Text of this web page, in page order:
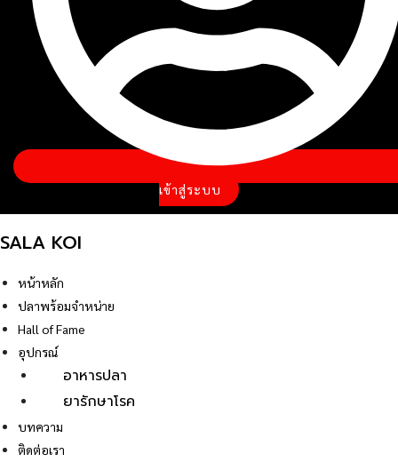
เข้าสู่ระบบ
SALA KOI
หน้าหลัก
ปลาพร้อมจำหน่าย
Hall of Fame
อุปกรณ์
อาหารปลา
ยารักษาโรค
บทความ
ติดต่อเรา